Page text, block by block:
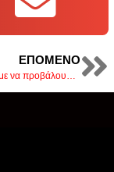
ΕΠΌΜΕΝΟ
Φουντουκίδης: “Εσείς είστε η Πέλλα που θέλουμε να προβάλουμε. Είστε η Πέλλα που είναι πρωταθλήτρια!”